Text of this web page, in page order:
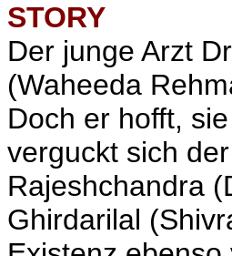
STORY
Der junge Arzt
(Waheeda
Doch er hofft,
verguckt sich
Rajeshchandra
Ghirdarilal